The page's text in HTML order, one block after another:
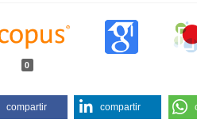
0
compartir compartir